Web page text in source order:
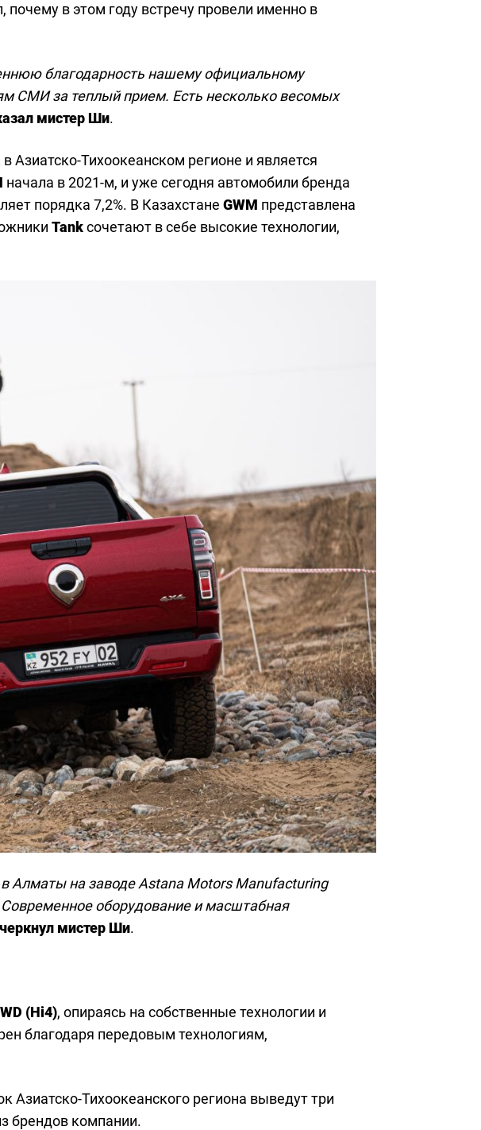
почему в этом году встречу провели именно в
благодарность нашему официальному
СМИ за теплый прием. Есть несколько весомых
мистер Ши.
Тихоокеанском регионе и является
начала в 2021-м, и уже сегодня автомобили бренда
порядка 7,2%. В Казахстане GWM представлена
Tankсочетают в себе высокие технологии,
Алматы на заводе Astana Motors Manufacturing
оборудование и масштабная
мистер Ши.
(Hi4), опираясь на собственные технологии и
благодаря передовым технологиям,
Азиатско-Тихоокеанского региона выведут три
брендов компании.